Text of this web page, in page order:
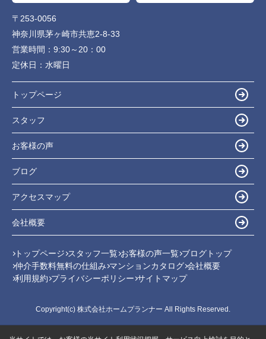
〒253-0056
神奈川県茅ヶ崎市共恵2-8-33
営業時間： 9:30～20：00
定休日： 水曜日
トップページ
スタッフ
お客様の声
ブログ
アクセスマップ
会社概要
トップページ スタッフ一覧 お客様の声一覧 ブログトップ
仲介手数料無料の仕組み マンションカタログ 会社概要
利用規約 プライバシーポリシー サイトマップ
Copyright(c) 株式会社ホームプランナー All Rights Reserved.